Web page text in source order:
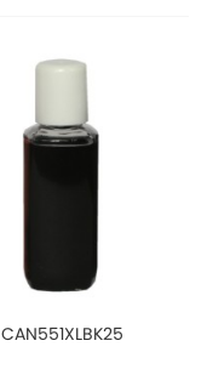
CAN551XLBK25